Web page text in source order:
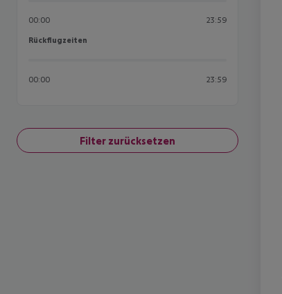
00:00 23:59
Rückflugzeiten
Rückflugzeiten
00:00 23:59
Filter zurücksetzen